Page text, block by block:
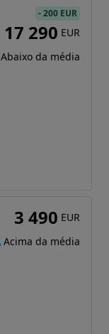
-200 EUR
17 290 EUR
Abaixo da média
3 490 EUR
Acima da média